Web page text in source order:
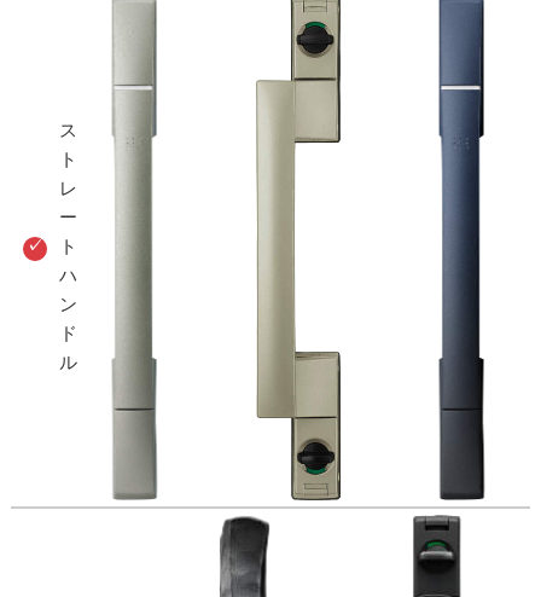
ス
ト
レ
ー
ト
ハ
ン
ド
ル